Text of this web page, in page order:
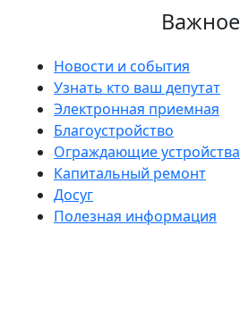
Важное
Новости и события
Узнать кто ваш депутат
Электронная приемная
Благоустройство
Ограждающие устройства
Капитальный ремонт
Досуг
Полезная информация